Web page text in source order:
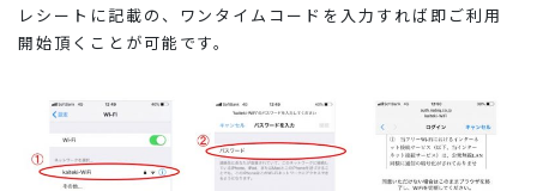
レシートに記載の、ワンタイムコードを入力すれば即ご利用
開始頂くことが可能です。